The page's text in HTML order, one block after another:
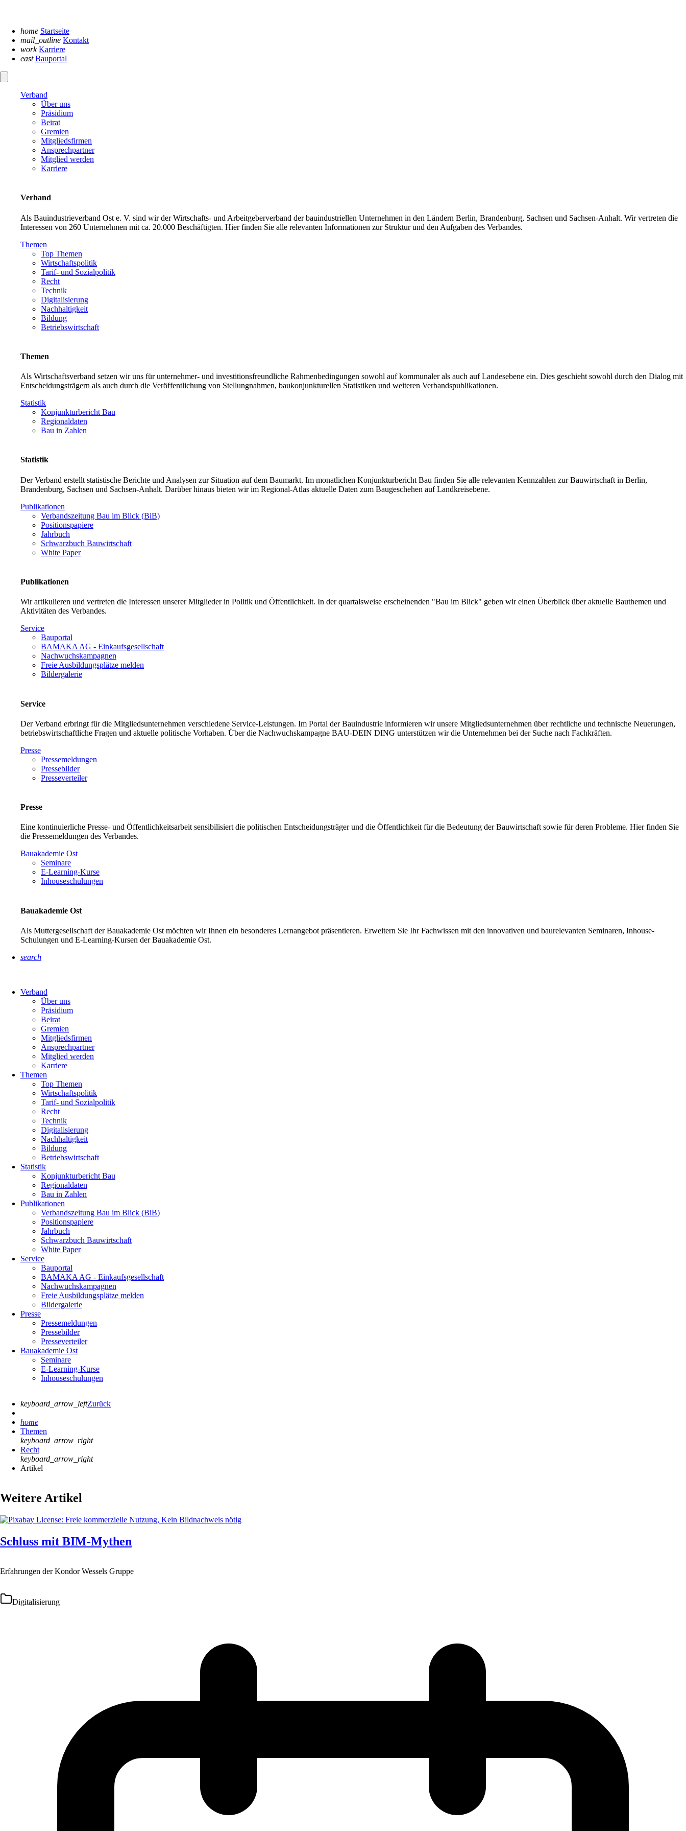
home Startseite
mail_outline Kontakt
work Karriere
east Bauportal
Verband
Über uns
Präsidium
Beirat
Gremien
Mitgliedsfirmen
Ansprechpartner
Mitglied werden
Karriere
Verband
Als Bauindustrieverband Ost e. V. sind wir der Wirtschafts- und Arbeitgeberverband der bauindustriellen Unternehmen in den Ländern Berlin, Brandenburg, Sachsen und Sachsen-Anhalt. Wir vertreten die
Interessen von 260 Unternehmen mit ca. 20.000 Beschäftigten. Hier finden Sie alle relevanten Informationen zur Struktur und den Aufgaben des Verbandes.
Themen
Top Themen
Wirtschaftspolitik
Tarif- und Sozialpolitik
Recht
Technik
Digitalisierung
Nachhaltigkeit
Bildung
Betriebswirtschaft
Themen
Als Wirtschaftsverband setzen wir uns für unternehmer- und investitionsfreundliche Rahmenbedingungen sowohl auf kommunaler als auch auf Landesebene ein. Dies geschieht sowohl durch den Dialog mit
Entscheidungsträgern als auch durch die Veröffentlichung von Stellungnahmen, baukonjunkturellen Statistiken und weiteren Verbandspublikationen.
Statistik
Konjunkturbericht Bau
Regionaldaten
Bau in Zahlen
Statistik
Der Verband erstellt statistische Berichte und Analysen zur Situation auf dem Baumarkt. Im monatlichen Konjunkturbericht Bau finden Sie alle relevanten Kennzahlen zur Bauwirtschaft in Berlin,
Brandenburg, Sachsen und Sachsen-Anhalt. Darüber hinaus bieten wir im Regional-Atlas aktuelle Daten zum Baugeschehen auf Landkreisebene.
Publikationen
Verbandszeitung Bau im Blick (BiB)
Positionspapiere
Jahrbuch
Schwarzbuch Bauwirtschaft
White Paper
Publikationen
Wir artikulieren und vertreten die Interessen unserer Mitglieder in Politik und Öffentlichkeit. In der quartalsweise erscheinenden "Bau im Blick" geben wir einen Überblick über aktuelle Bauthemen und
Aktivitäten des Verbandes.
Service
Bauportal
BAMAKA AG - Einkaufsgesellschaft
Nachwuchskampagnen
Freie Ausbildungsplätze melden
Bildergalerie
Service
Der Verband erbringt für die Mitgliedsunternehmen verschiedene Service-Leistungen. Im Portal der Bauindustrie informieren wir unsere Mitgliedsunternehmen über rechtliche und technische Neuerungen,
betriebswirtschaftliche Fragen und aktuelle politische Vorhaben. Über die Nachwuchskampagne BAU-DEIN DING unterstützen wir die Unternehmen bei der Suche nach Fachkräften.
Presse
Pressemeldungen
Pressebilder
Presseverteiler
Presse
Eine kontinuierliche Presse- und Öffentlichkeitsarbeit sensibilisiert die politischen Entscheidungsträger und die Öffentlichkeit für die Bedeutung der Bauwirtschaft sowie für deren Probleme. Hier finden Sie
die Pressemeldungen des Verbandes.
Bauakademie Ost
Seminare
E-Learning-Kurse
Inhouseschulungen
Bauakademie Ost
Als Muttergesellschaft der Bauakademie Ost möchten wir Ihnen ein besonderes Lernangebot präsentieren. Erweitern Sie Ihr Fachwissen mit den innovativen und baurelevanten Seminaren, Inhouse-
Schulungen und E-Learning-Kursen der Bauakademie Ost.
search
Verband
Über uns
Präsidium
Beirat
Gremien
Mitgliedsfirmen
Ansprechpartner
Mitglied werden
Karriere
Themen
Top Themen
Wirtschaftspolitik
Tarif- und Sozialpolitik
Recht
Technik
Digitalisierung
Nachhaltigkeit
Bildung
Betriebswirtschaft
Statistik
Konjunkturbericht Bau
Regionaldaten
Bau in Zahlen
Publikationen
Verbandszeitung Bau im Blick (BiB)
Positionspapiere
Jahrbuch
Schwarzbuch Bauwirtschaft
White Paper
Service
Bauportal
BAMAKA AG - Einkaufsgesellschaft
Nachwuchskampagnen
Freie Ausbildungsplätze melden
Bildergalerie
Presse
Pressemeldungen
Pressebilder
Presseverteiler
Bauakademie Ost
Seminare
E-Learning-Kurse
Inhouseschulungen
keyboard_arrow_leftZurück
home
Themen
keyboard_arrow_right
Recht
keyboard_arrow_right
Artikel
Weitere Artikel
Schluss mit BIM-Mythen
Erfahrungen der Kondor Wessels Gruppe
Digitalisierung